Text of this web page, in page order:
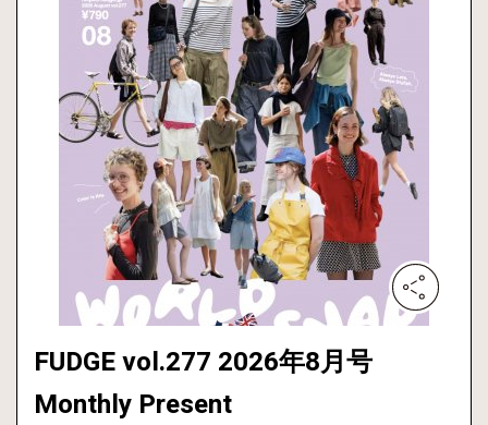
FUDGE vol.277 2026年8月号
Monthly Present